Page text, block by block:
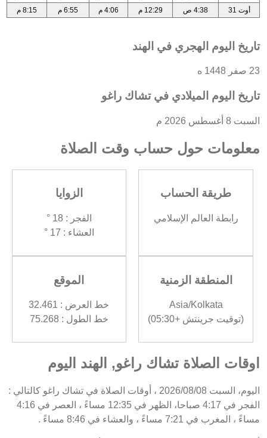
أوت 31
4:38 ص 12:29 م 4:06 م 6:55 م 8:15 م
تاريخ اليوم الهجري في الهند
23 صفر 1448 ه
تاريخ اليوم الميلادي في تشاك راغو
السبت 8 أغسطس 2026 م
معلومات حول حساب وقت الصلاة
طريقة الحساب
رابطة العالم الإسلامي
الزوايا
الفجر : 18 °
العشاء : 17 °
المنطقة الزمنية
Asia/Kolkata
(توقيت جرينتش +05:30)
الموقع
خط العرض : 32.461
خط الطول : 75.268
اوقات الصلاة تشاك راغو, الهند اليوم
اليوم، السبت 2026/08/08 ، أوقات الصلاة في تشاك راغو كالتالي :
الفجر في 4:17 صباحا، الظهر في 12:35 مساءً ، العصر في 4:16
مساءً ، المغرب في 7:21 مساءً ، والعشاء في 8:46 مساءً .